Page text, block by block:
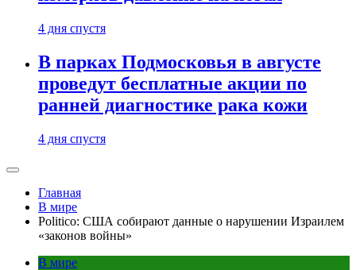
4 дня спустя
В парках Подмосковья в августе
проведут бесплатные акции по
ранней диагностике рака кожи
4 дня спустя
Главная
В мире
Politico: США собирают данные о нарушении Израилем
«законов войны»
В мире